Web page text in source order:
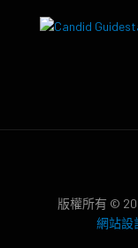
版權所有 ©
網站設